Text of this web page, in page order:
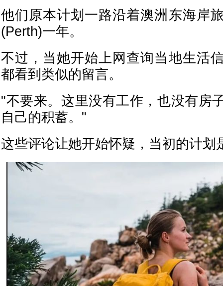
他们原本计划一路沿着澳洲东海岸
(Perth)一年。
不过，当她开始上网查询当地生活
都看到类似的留言。
"不要来。这里没有工作，也没有房
自己的积蓄。"
这些评论让她开始怀疑，当初的计划